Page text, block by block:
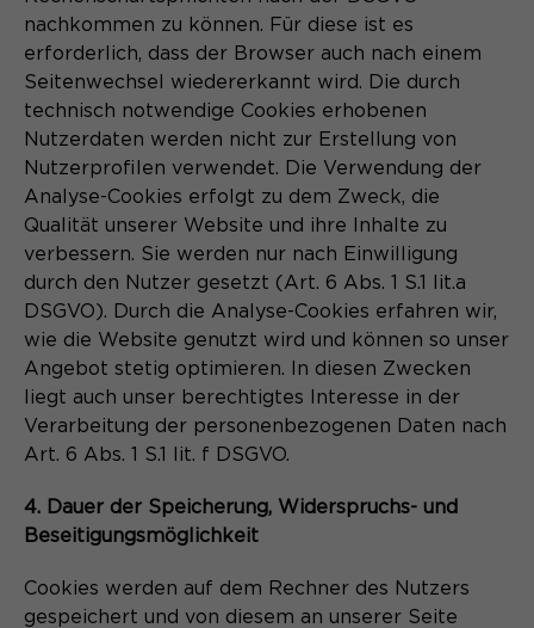
nachkommen zu können. Für diese ist es
erforderlich, dass der Browser auch nach einem
Seitenwechsel wiedererkannt wird. Die durch
technisch notwendige Cookies erhobenen
Nutzerdaten werden nicht zur Erstellung von
Nutzerprofilen verwendet. Die Verwendung der
Analyse-Cookies erfolgt zu dem Zweck, die
Qualität unserer Website und ihre Inhalte zu
verbessern. Sie werden nur nach Einwilligung
durch den Nutzer gesetzt (Art. 6 Abs. 1 S.1 lit.a
DSGVO). Durch die Analyse-Cookies erfahren wir,
wie die Website genutzt wird und können so unser
Angebot stetig optimieren. In diesen Zwecken
liegt auch unser berechtigtes Interesse in der
Verarbeitung der personenbezogenen Daten nach
Art. 6 Abs. 1 S.1 lit. f DSGVO.
4. Dauer der Speicherung, Widerspruchs- und
Beseitigungsmöglichkeit
Cookies werden auf dem Rechner des Nutzers
gespeichert und von diesem an unserer Seite